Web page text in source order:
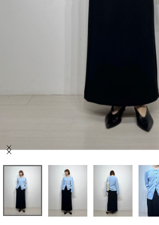
ご利用ガイド/ヘルプ
Item